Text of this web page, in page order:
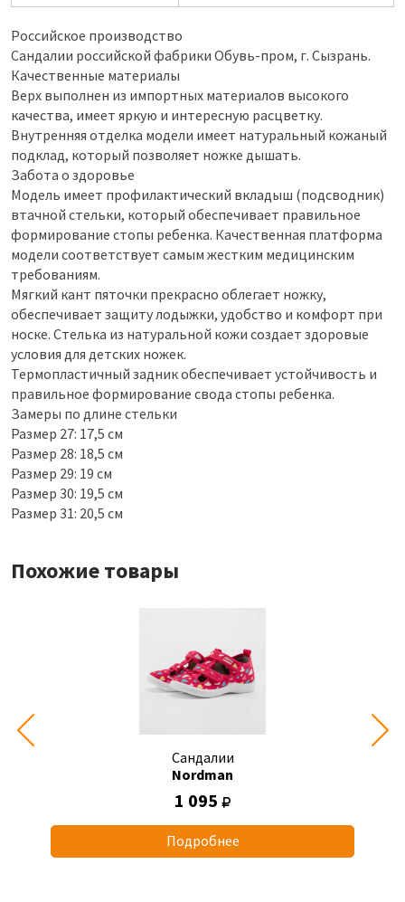
Российское производство
Сандалии российской фабрики Обувь-пром, г. Сызрань.
Качественные материалы
Верх выполнен из импортных материалов высокого
качества, имеет яркую и интересную расцветку.
Внутренняя отделка модели имеет натуральный кожаный
подклад, который позволяет ножке дышать.
Забота о здоровье
Модель имеет профилактический вкладыш (подсводник)
втачной стельки, который обеспечивает правильное
формирование стопы ребенка. Качественная платформа
модели соответствует самым жестким медицинским
требованиям.
Мягкий кант пяточки прекрасно облегает ножку,
обеспечивает защиту лодыжки, удобство и комфорт при
носке. Стелька из натуральной кожи создает здоровые
условия для детских ножек.
Термопластичный задник обеспечивает устойчивость и
правильное формирование свода стопы ребенка.
Замеры по длине стельки
Размер 27: 17,5 см
Размер 28: 18,5 см
Размер 29: 19 см
Размер 30: 19,5 см
Размер 31: 20,5 см
Похожие товары
Сандалии
Nordman
1 095
Подробнее